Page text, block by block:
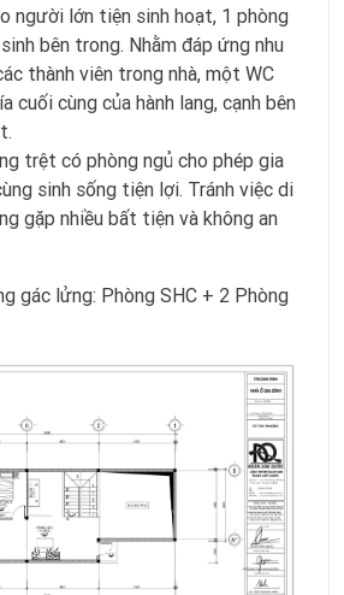
người lớn tiện sinh hoạt, 1 phòng
bên trong. Nhằm đáp ứng nhu
thành viên trong nhà, một WC
cuối cùng của hành lang, cạnh bên
trệt có phòng ngủ cho phép gia
sinh sống tiện lợi. Tránh việc di
gặp nhiều bất tiện và không an
gác lửng: Phòng SHC + 2 Phòng